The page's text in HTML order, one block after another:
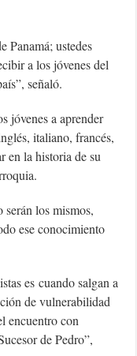
Panamá; ustedes
a los jóvenes del
señaló.
jóvenes a aprender
italiano, francés,
en la historia de su
serán los mismos,
ese conocimiento
es cuando salgan a
de vulnerabilidad
encuentro con
de Pedro”,